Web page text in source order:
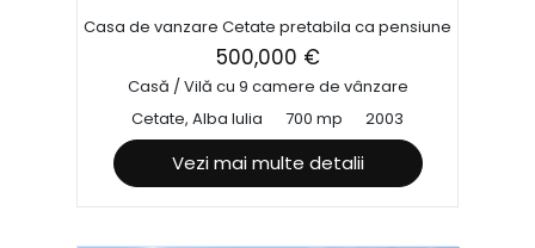
Casa de vanzare Cetate pretabila ca pensiune
500,000 €
Casă / Vilă cu 9 camere de vânzare
Cetate, Alba Iulia
700 mp 2003
Vezi mai multe detalii